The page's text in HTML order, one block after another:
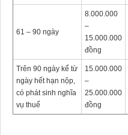
61 – 90 ngày
8.000.000
–
15.000.000
đồng
Trên 90 ngày kể từ
ngày hết hạn nộp,
có phát sinh nghĩa
vụ thuế
15.000.000
–
25.000.000
đồng